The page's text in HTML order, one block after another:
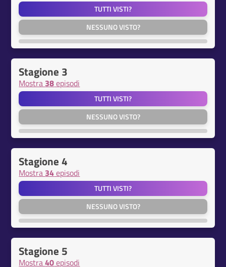
TUTTI VISTI?
NESSUNO VISTO?
Stagione 3
Mostra 38episodi
TUTTI VISTI?
NESSUNO VISTO?
Stagione 4
Mostra 34episodi
TUTTI VISTI?
NESSUNO VISTO?
Stagione 5
Mostra40episodi